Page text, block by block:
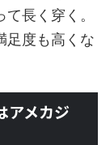
長く穿く。
足度も高くな
アメカジ